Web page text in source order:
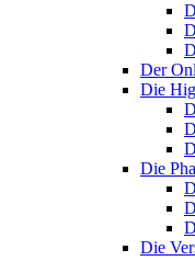
Der
Die
Die
Die